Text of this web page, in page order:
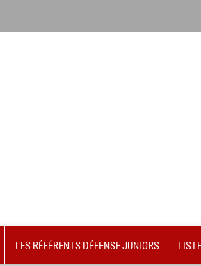
LES RÉFÉRENTS DÉFENSE JUNIORS